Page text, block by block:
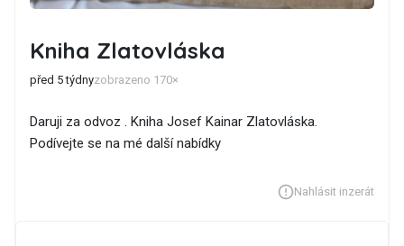
Kniha Zlatovláska
před 5 týdnyzobrazeno 170×
Daruji za odvoz . Kniha Josef Kainar Zlatovláska.
Podívejte se na mé další nabídky
Nahlásit inzerát